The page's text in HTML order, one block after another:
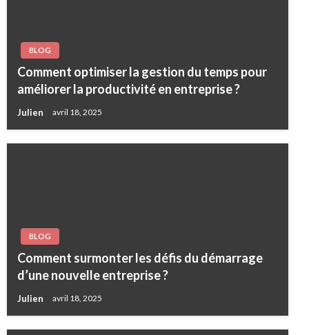
BLOG
Comment optimiser la gestion du temps pour
améliorer la productivité en entreprise ?
Julien avril 18, 2025
BLOG
Comment surmonter les défis du démarrage
d’une nouvelle entreprise ?
Julien avril 18, 2025